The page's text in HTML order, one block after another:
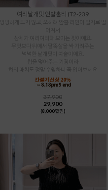
여리날개핏 언발훌티 (T2-239
상체가 여리여리해 보이는 핏이예요.
무엇보다 뒤에서 팔뚝살을 싹 가려주는
하의 매치도 정말 수월하니 꼭 입어보세요
37,900
29,900
(8,000할인)